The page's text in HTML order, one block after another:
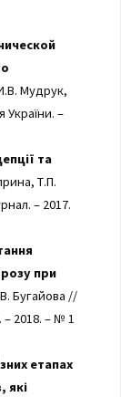
Мудрук,
–
та
Т.П.
– 2017.
при
Бугайова //
– 2018. – № 1
етапах
які